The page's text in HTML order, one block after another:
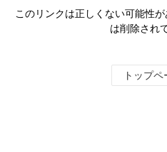
このリンクは正しくない可能性
は削除され
トップペ